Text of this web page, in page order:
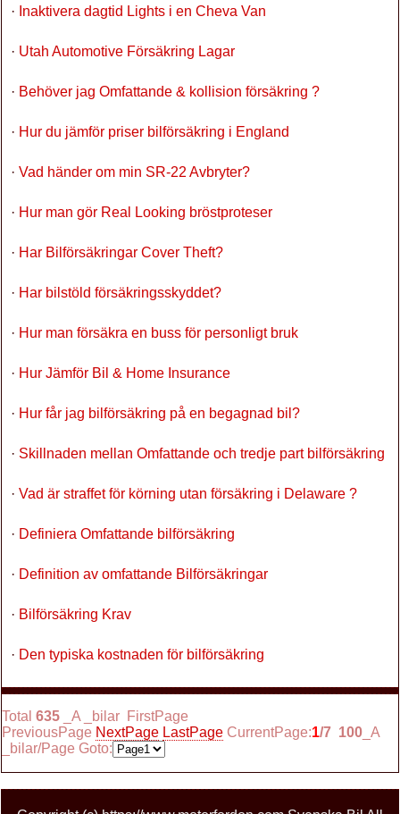
· Inaktivera dagtid Lights i en Cheva Van
· Utah Automotive Försäkring Lagar
· Behöver jag Omfattande & kollision försäkring ?
· Hur du jämför priser bilförsäkring i England
· Vad händer om min SR-22 Avbryter?
· Hur man gör Real Looking bröstproteser
· Har Bilförsäkringar Cover Theft?
· Har bilstöld försäkringsskyddet?
· Hur man försäkra en buss för personligt bruk
· Hur Jämför Bil & Home Insurance
· Hur får jag bilförsäkring på en begagnad bil?
· Skillnaden mellan Omfattande och tredje part bilförsäkring
· Vad är straffet för körning utan försäkring i Delaware ?
· Definiera Omfattande bilförsäkring
· Definition av omfattande Bilförsäkringar
· Bilförsäkring Krav
· Den typiska kostnaden för bilförsäkring
Total 635 _A _bilar FirstPage
PreviousPage NextPage LastPage CurrentPage:1/7 100 _A
_bilar/Page Goto: